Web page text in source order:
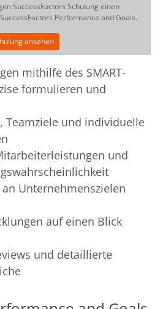
SuccessFactors Schulung einen
Performance and Goals.
ansehen
mithilfe des SMART-
formulieren und
Teamziele und individuelle
und
Unternehmenszielen
auf einen Blick
und detaillierte